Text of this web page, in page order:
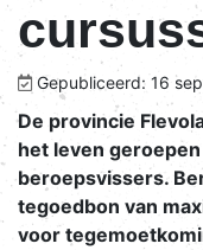
Gepubliceerd: 16
De provincie
het leven
beroepsvissers.
tegoedbon van
voor